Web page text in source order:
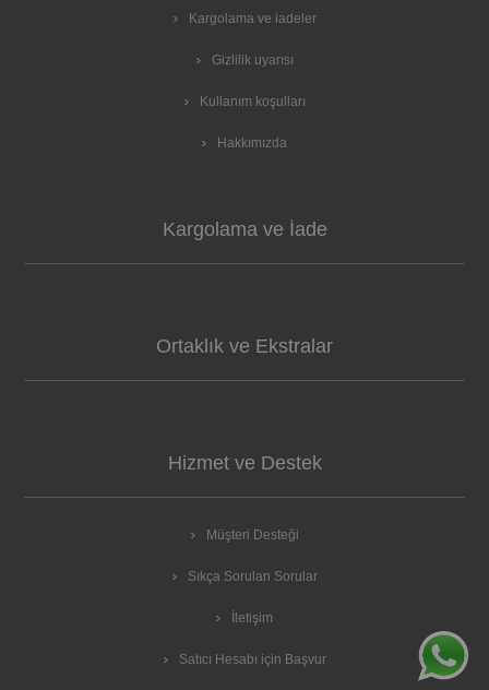
Kargolama ve iadeler
Gizlilik uyarısı
Kullanım koşulları
Hakkımızda
Kargolama ve İade
Ortaklık ve Ekstralar
Hizmet ve Destek
Müşteri Desteği
Sıkça Sorulan Sorular
İletişim
Satıcı Hesabı için Başvur